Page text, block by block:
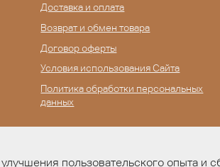
пользовательского опыта и
Доставка и оплата
Возврат и обмен товара
Договор оферты
Условия использования Сайта
Политика обработки персональных
данных